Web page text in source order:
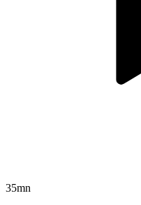
35mn